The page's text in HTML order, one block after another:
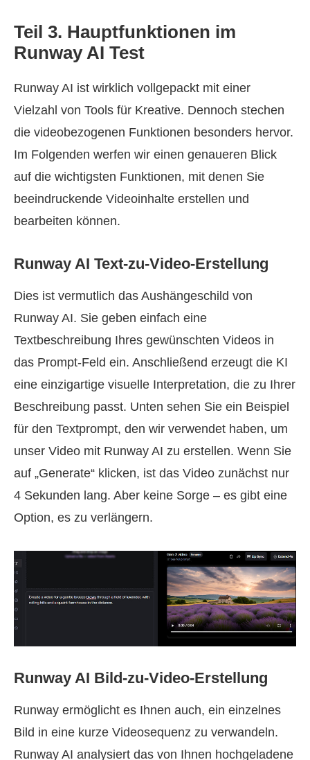
Teil 3. Hauptfunktionen im
Runway AI Test
Runway AI ist wirklich vollgepackt mit einer
Vielzahl von Tools für Kreative. Dennoch stechen
die videobezogenen Funktionen besonders hervor.
Im Folgenden werfen wir einen genaueren Blick
auf die wichtigsten Funktionen, mit denen Sie
beeindruckende Videoinhalte erstellen und
bearbeiten können.
Runway AI Text‑zu‑Video‑Erstellung
Dies ist vermutlich das Aushängeschild von
Runway AI. Sie geben einfach eine
Textbeschreibung Ihres gewünschten Videos in
das Prompt‑Feld ein. Anschließend erzeugt die KI
eine einzigartige visuelle Interpretation, die zu Ihrer
Beschreibung passt. Unten sehen Sie ein Beispiel
für den Textprompt, den wir verwendet haben, um
unser Video mit Runway AI zu erstellen. Wenn Sie
auf „Generate“ klicken, ist das Video zunächst nur
4 Sekunden lang. Aber keine Sorge – es gibt eine
Option, es zu verlängern.
Runway AI Bild‑zu‑Video‑Erstellung
Runway ermöglicht es Ihnen auch, ein einzelnes
Bild in eine kurze Videosequenz zu verwandeln.
Runway AI analysiert das von Ihnen hochgeladene